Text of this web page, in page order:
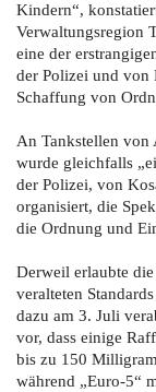
Kindern“,
Verwaltungsregion
eine der
der Polizei und von
Schaffung von
An Tankstellen von
wurde gleichfalls
der Polizei, von
organisiert, die
die Ordnung und
Derweil erlaubte
veralteten
dazu am 3. Juli
vor, dass einige
bis zu 150
während „Euro-5“